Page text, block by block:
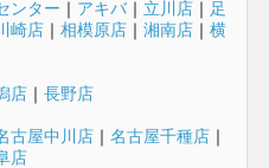
ンター ｜ アキバ｜ 立川店｜ 足
崎店｜ 相模原店｜ 湘南店｜ 横
店｜ 長野店
古屋中川店｜ 名古屋千種店｜
店